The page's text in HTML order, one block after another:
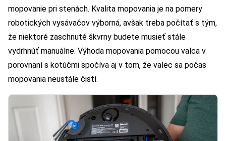
mopovanie pri stenách. Kvalita mopovania je na pomery
robotických vysávačov výborná, avšak treba počítať s tým,
že niektoré zaschnuté škvrny budete musieť stále
vydrhnúť manuálne. Výhoda mopovania pomocou valca v
porovnaní s kotúčmi spočíva aj v tom, že valec sa počas
mopovania neustále čistí.